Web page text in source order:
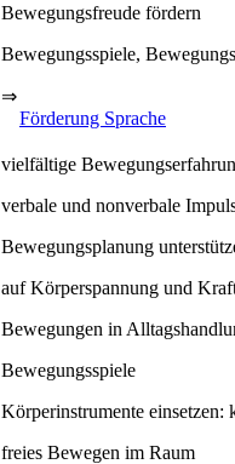
Bewegungsfreude fördern
Bewegungsspiele,
⇒
Förderung Sprache
vielfältige
verbale und nonverbale
Bewegungsplanung
auf Körperspannung und
Bewegungen in
Bewegungsspiele
Körperinstrumente einsetzen:
freies Bewegen im Raum